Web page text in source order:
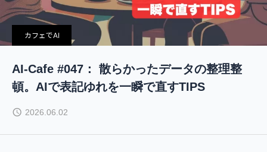
カフェでAI
AI-Cafe #047： 散らかったデータの整理整
頓。AIで表記ゆれを一瞬で直すTIPS
2026.06.02